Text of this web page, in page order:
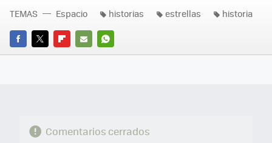
FACEBOOK
TWITTERFLIPBOARD
E-
WHATSAPP
TEMAS Espacio historias estrellas historia
Comentarios cerrados